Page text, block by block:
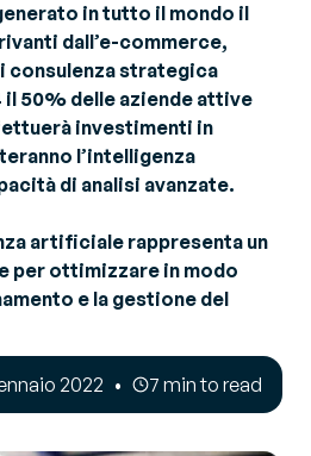
in tutto il mondo il
dall’e-commerce,
consulenza strategica
50% delle aziende attive
investimenti in
l’intelligenza
di analisi avanzate.
artificiale rappresenta un
per ottimizzare in modo
e la gestione del
2022 7 min to read